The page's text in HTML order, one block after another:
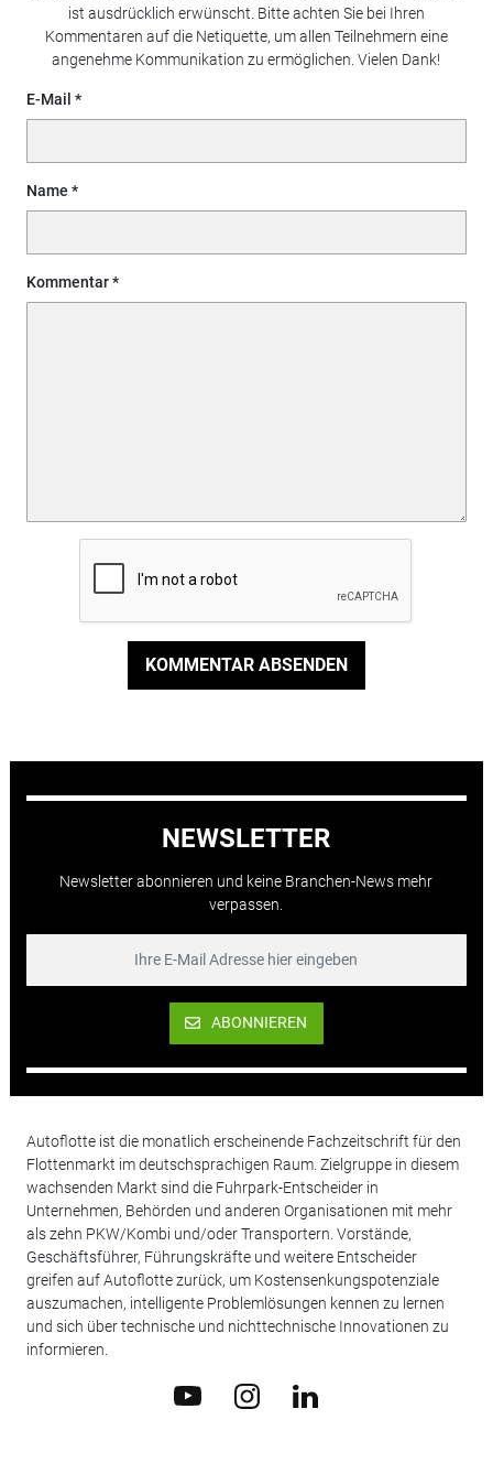
ist ausdrücklich erwünscht. Bitte achten Sie bei Ihren
Kommentaren auf die Netiquette, um allen Teilnehmern eine
angenehme Kommunikation zu ermöglichen. Vielen Dank!
E-Mail
Name
Kommentar
KOMMENTAR ABSENDEN
NEWSLETTER
Newsletter abonnieren und keine Branchen-News mehr
verpassen.
ABONNIEREN
Autoflotte ist die monatlich erscheinende Fachzeitschrift für den
Flottenmarkt im deutschsprachigen Raum. Zielgruppe in diesem
wachsenden Markt sind die Fuhrpark-Entscheider in
Unternehmen, Behörden und anderen Organisationen mit mehr
als zehn PKW/Kombi und/oder Transportern. Vorstände,
Geschäftsführer, Führungskräfte und weitere Entscheider
greifen auf Autoflotte zurück, um Kostensenkungspotenziale
auszumachen, intelligente Problemlösungen kennen zu lernen
und sich über technische und nichttechnische Innovationen zu
informieren.